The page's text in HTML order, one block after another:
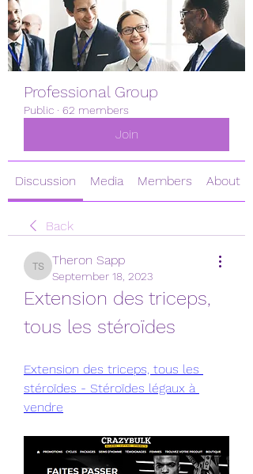
Professional Group
Public · 62 members
Join
Discussion Media Members About
Back
Theron Sapp
Theron Sapp
September 18, 2023
Extension des triceps,
tous les stéroïdes
Extension des triceps, tous les
stéroïdes - Stéroïdes légaux à
vendre